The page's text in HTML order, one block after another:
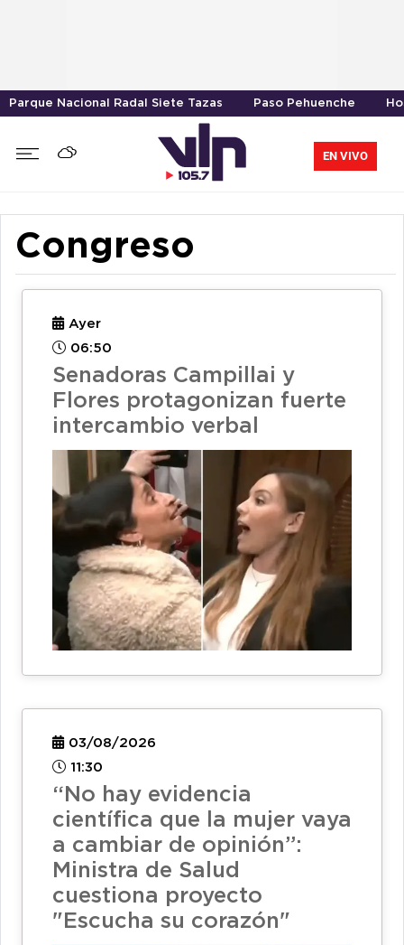
Parque Nacional Radal Siete Tazas Paso Pehuenche
EN VIVO
Congreso
Ayer
06:50
Senadoras Campillai y
Flores protagonizan fuerte
intercambio verbal
03/08/2026
11:30
“No hay evidencia
científica que la mujer vaya
a cambiar de opinión”:
Ministra de Salud
cuestiona proyecto
"Escucha su corazón"